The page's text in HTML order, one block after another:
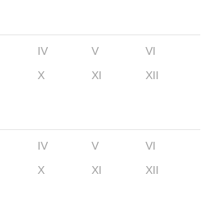
IV V
VI
X XI XII
IV V
VI
X XI XII